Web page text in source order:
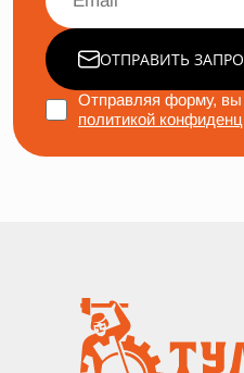
ОТПРАВИТЬ
Отправляя форму, вы
политикой